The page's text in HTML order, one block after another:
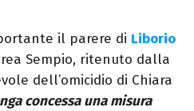
il parere di Liborio
Sempio, ritenuto dalla
dell’omicidio di Chiara
concessa una misura